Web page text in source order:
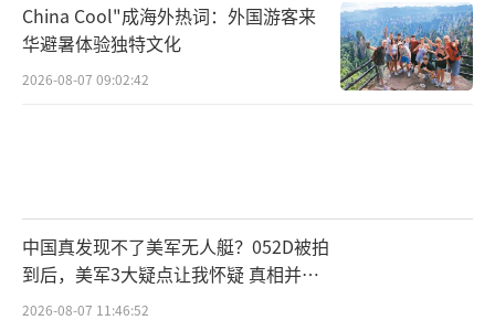
China Cool"成海外热词：外国游客来
华避暑体验独特文化
2026-08-07 09:02:42
中国真发现不了美军无人艇？052D被拍
到后，美军3大疑点让我怀疑 真相并非
如此
2026-08-07 11:46:52